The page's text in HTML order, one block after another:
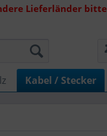
Lieferländer
Kabel / Stecker